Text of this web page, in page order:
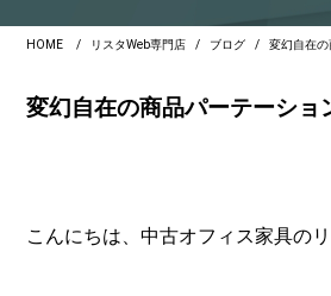
HOME リスタWeb専門店 ブログ 変幻自在の
変幻自在の商品パーテーショ
こんにちは、中古オフィス家具のリ